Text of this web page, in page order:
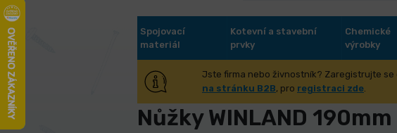
Spojovací
materiál
Kotevní a stavební
prvky
Chemické
výrobky
Jste firma nebo živnostník? Zaregistrujte se
na stránku B2B, pro registraci zde.
Úvod Dílna, dům, zahrada Zahrada, zahradní
Nůžky WINLAND 190mm